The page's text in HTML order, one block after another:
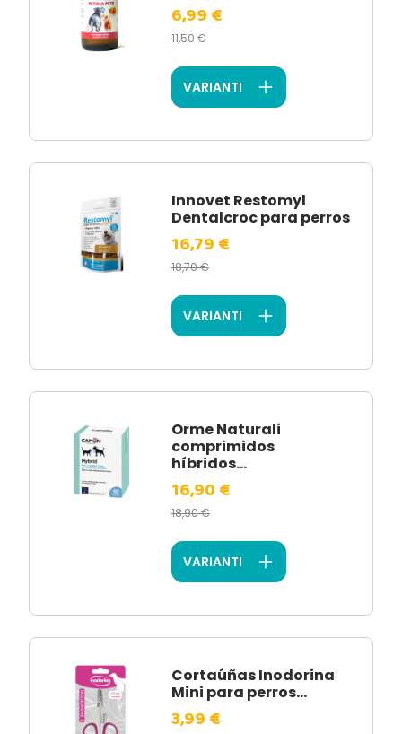
6,99 €
11,50 €
VARIANTI
Innovet Restomyl
Dentalcroc para perros
16,79 €
18,70 €
VARIANTI
Orme Naturali
comprimidos
híbridos...
16,90 €
18,90 €
VARIANTI
Cortaúñas Inodorina
Mini para perros...
3,99 €